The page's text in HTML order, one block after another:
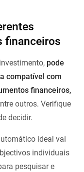
financeiros
pode
compatível com
financeiros,
outros. Verifique
decidir.
ideal vai
individuais
pesquisar e